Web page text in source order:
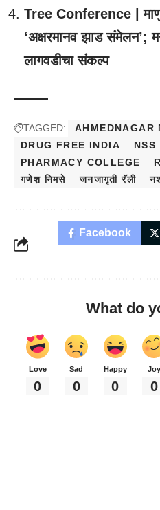
Tree Conference |
‘अक्षरमानव झाड संमेलन’;
लागवडीचा संकल्प
TAGGED:
AHMEDNAGAR
DRUG FREE INDIA
NSS
PHARMACY COLLEGE
गणेश निमसे
जनजागृती रॅली
Facebook
What do
Love
0
Sad
0
Happy
0
Joy
0